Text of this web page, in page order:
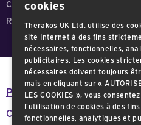
Cruiserath Road,
Registration No: 532615 - VAT
Politique de confidentialité
Conditions générales
cookies
Therakos UK Ltd. utilise des
site Internet à des fins
nécessaires, fonctionnelles,
publicitaires. Les cookies
nécessaires doivent toujours
mais en cliquant sur «
LES COOKIES », vous consentez
l’utilisation de cookies à des fins
fonctionnelles, analytiques et